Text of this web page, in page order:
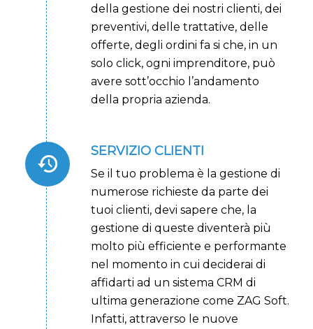
della gestione dei nostri clienti, dei
preventivi, delle trattative, delle
offerte, degli ordini fa si che, in un
solo click, ogni imprenditore, può
avere sott’occhio l’andamento
della propria azienda.
SERVIZIO CLIENTI
Se il tuo problema è la gestione di
numerose richieste da parte dei
tuoi clienti, devi sapere che, la
gestione di queste diventerà più
molto più efficiente e performante
nel momento in cui deciderai di
affidarti ad un sistema CRM di
ultima generazione come ZAG Soft.
Infatti, attraverso le nuove